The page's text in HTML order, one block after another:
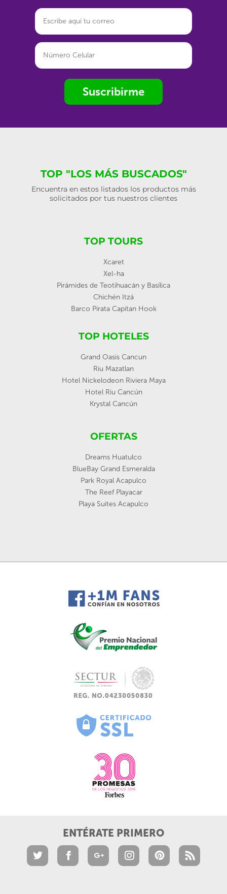
Suscribirme
TOP "LOS MÁS BUSCADOS"
Encuentra en estos listados los productos más
solicitados por tus nuestros clientes
TOP TOURS
Xcaret
Xel-ha
Pirámides de Teotihuacán y Basílica
Chichén Itzá
Barco Pirata Capitan Hook
TOP HOTELES
Grand Oasis Cancun
Riu Mazatlan
Hotel Nickelodeon Riviera Maya
Hotel Riu Cancún
Krystal Cancún
OFERTAS
Dreams Huatulco
BlueBay Grand Esmeralda
Park Royal Acapulco
The Reef Playacar
Playa Suites Acapulco
ENTÉRATE PRIMERO